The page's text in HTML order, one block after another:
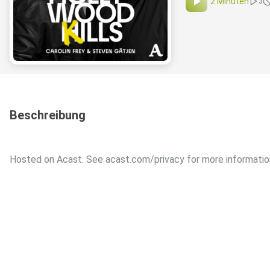
Beschreibung
Hosted on Acast. See acast.com/privacy for more